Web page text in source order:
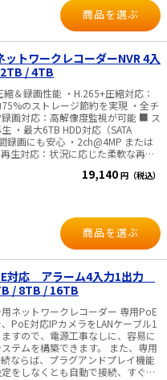
き込
に長時間の録画も可能です。最大
出力は、最大4K（3840x2160）
応、VGA出力は最大1080p@60Hz
時に識別するAI動体検知技術で
誤報を排除し、重要なイベントの
ることで、監視の効率と精度を最
入力：4台
デコード能力：1ch@12MP(30
(30 fps) / 4ch@4MP (30 fps) 顔
ャー ネットワーク遠隔監視 USBバ
圧縮：
ダプタ付属）・消費電力 10W 以下
プレイへの接続を推奨しておりま
テレビ機種は、当録画機の信号を受
面に表示されない場合があるため。
、HDD(本体内蔵)、 ＊）J4116に
クは付属しておりません。別途
画機専用HDDをご用意して頂く必要
電源アダプタ、電源コード、 LAN
）、マウス、かんたんガイド
商品を選ぶ
トワークレコーダーNVR 4入
/ 4TB
＆録画性能 ・H.265+圧縮対応：
のストレージ節約を実現 ・全チ
画対応：高解像度監視が可能 ■ ス
・最大6TB HDD対応（SATA
録画にも安心 ・2ch@4MP または
生対応：状況に応じた柔軟な再生
アを自動監視 ・スマート検索／スマ
可能 ・10/100Mbps イーサネットポ
アプリ対応：スマホで簡単遠隔
デコード能力： 4-
） 映像圧縮方式：H.265+ /
/ H.264 受信/送信帯域幅：最大
バックアップ：USBバックアッ
消費電力：DC48V（ACアダプタ付
（PoE除く） 寸法・重量：
・500g以下 【映像出力に
ニター・ディスプレイへの接続を
す。 ※一部のテレビ機種は、当録
け付けず、画面に表示されない場
19,140 円（税込）
商品を選ぶ
対応 アラーム4入力1出力
/ 8TB / 16TB
ネットワークレコーダー 専用PoE
PoE対応IPカメラをLANケーブル1
すので、電源工事なしに、容易に
テムを構築できます。 また、専用
ならば、プラグアンドプレイ機能
をしなくとも自動で接続、すぐに